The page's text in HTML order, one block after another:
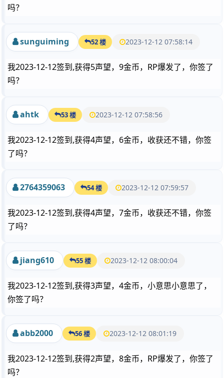
吗？
sunguiming 52 楼 2023-12-12 07:58:14
我2023-12-12签到,获得5声望，9金币，RP爆发了，你签了
吗？
ahtk 53 楼 2023-12-12 07:58:56
我2023-12-12签到,获得4声望，6金币，收获还不错，你签
了吗？
2764359063 54 楼 2023-12-12 07:59:57
我2023-12-12签到,获得4声望，7金币，收获还不错，你签
了吗？
jiang610 55 楼 2023-12-12 08:00:04
我2023-12-12签到,获得3声望，4金币，小意思小意思了，
你签了吗？
abb2000 56 楼 2023-12-12 08:01:19
我2023-12-12签到,获得2声望，8金币，RP爆发了，你签了
吗？